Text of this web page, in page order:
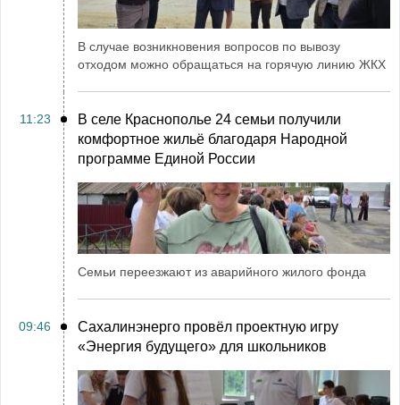
В случае возникновения вопросов по вывозу
отходом можно обращаться на горячую линию ЖКХ
11:23
В селе Краснополье 24 семьи получили
комфортное жильё благодаря Народной
программе Единой России
Семьи переезжают из аварийного жилого фонда
09:46
Сахалинэнерго провёл проектную игру
«Энергия будущего» для школьников